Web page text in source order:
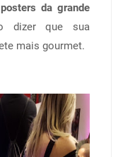
da grande
dizer que sua
mais gourmet.